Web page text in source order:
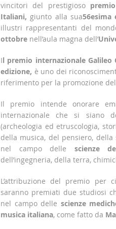
vincitori del prestigioso
Italiani, giunto alla sua56esima
illustri rappresentanti del
ottobre nell’aula magna dell’
Il premio internazionale Galileo
edizione, è uno dei
riferimento per la promozione
Il premio intende onorare
internazionale che si siano
(archeologia ed etruscologia,
della musica, del pensiero,
nel campo delle scienze
dell’ingegneria, della terra,
L’attribuzione del premio per
saranno premiati due studiosi
nel campo delle scienze
musica italiana, come fatto da